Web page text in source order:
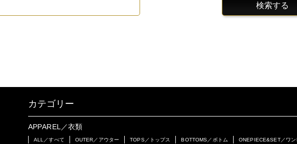
検索する
カテゴリー
APPAREL／衣類
ALL／すべて OUTER／アウター TOPS／トップス BOTTOMS／ボトム ONEPIECE&SET／ワン